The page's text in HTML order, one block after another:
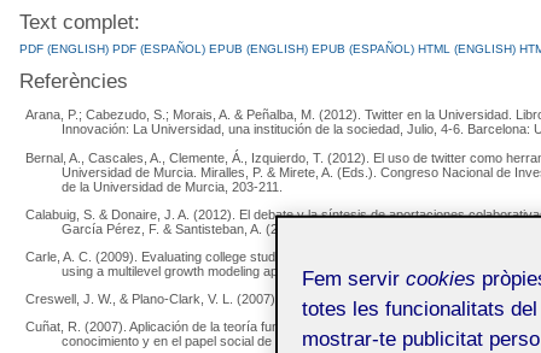
Text complet:
PDF (ENGLISH) PDF (ESPAÑOL) EPUB (ENGLISH) EPUB (ESPAÑOL) HTML (ENGLISH)
Referències
Arana, P.; Cabezudo, S.; Morais, A. & Peñalba, M. (2012). Twitter en la Universidad.
Innovación: La Universidad, una institución de la sociedad, Julio, 4-6. Barcelona:
Bernal, A., Cascales, A., Clemente, Á., Izquierdo, T. (2012). El uso de twitter como
Universidad de Murcia. Miralles, P. & Mirete, A. (Eds.). Congreso Nacional de
de la Universidad de Murcia, 203-211.
Calabuig, S. & Donaire, J. A. (2012). El debate y la síntesis de aportaciones
García Pérez, F. & Santisteban, A. (2012). Educar para la participación
Carle, A. C. (2009). Evaluating college students’ evaluations of a professor’s teaching
using a multilevel growth modeling approach. Computers & Education, 53(2),
Creswell, J. W., & Plano-Clark, V. L. (2007): Designing and conducting mixed methods
Cuñat, R. (2007). Aplicación de la teoría fundamentada (grounded theory) al estudio
conocimiento y en el papel social de la empresa. XX Congreso Anual de AEDEM.
Fem servir cookies
totes les funcionalitats
mostrar-te publicitat